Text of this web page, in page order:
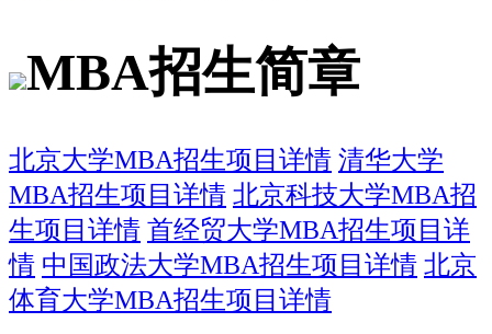
MBA招生简章
北京大学MBA招生项目详情 清华大学
MBA招生项目详情 北京科技大学MBA招
生项目详情 首经贸大学MBA招生项目详
情 中国政法大学MBA招生项目详情 北京
体育大学MBA招生项目详情